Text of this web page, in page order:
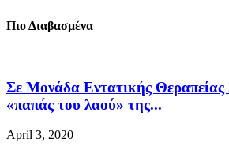
Πιο Διαβασμένα
Σε Μονάδα Εντατικής
«παπάς του λαού» της...
April 3, 2020